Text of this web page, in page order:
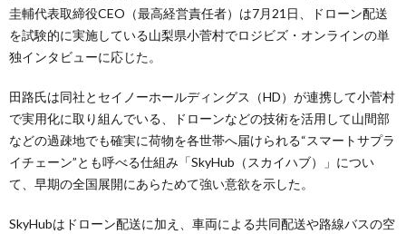
圭輔代表取締役CEO（最高経営責任者）は7月21日、ドローン配送
を試験的に実施している山梨県小菅村でロジビズ・オンラインの単
独インタビューに応じた。
田路氏は同社とセイノーホールディングス（HD）が連携して小菅村
で実用化に取り組んでいる、ドローンなどの技術を活用して山間部
などの過疎地でも確実に荷物を各世帯へ届けられる“スマートサプラ
イチェーン”とも呼べる仕組み「SkyHub（スカイハブ）」につい
て、早期の全国展開にあらためて強い意欲を示した。
SkyHubはドローン配送に加え、車両による共同配送や路線バスの空